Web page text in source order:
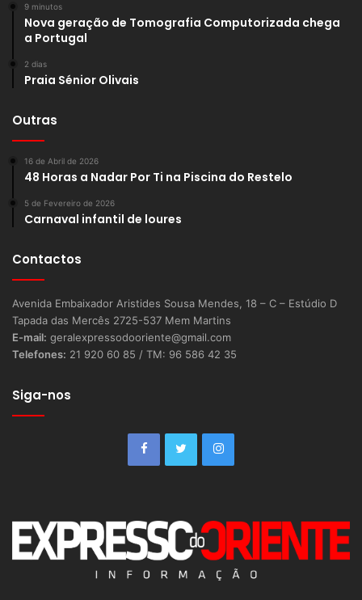
9 minutos
Nova geração de Tomografia Computorizada chega
a Portugal
2 dias
Praia Sénior Olivais
Outras
16 de Abril de 2026
48 Horas a Nadar Por Ti na Piscina do Restelo
5 de Fevereiro de 2026
Carnaval infantil de loures
Contactos
Avenida Embaixador Aristides Sousa Mendes, 18 – C – Estúdio D
Tapada das Mercês 2725-537 Mem Martins
E-mail: geralexpressodooriente@gmail.com
Telefones: 21 920 60 85 / TM: 96 586 42 35
Siga-nos